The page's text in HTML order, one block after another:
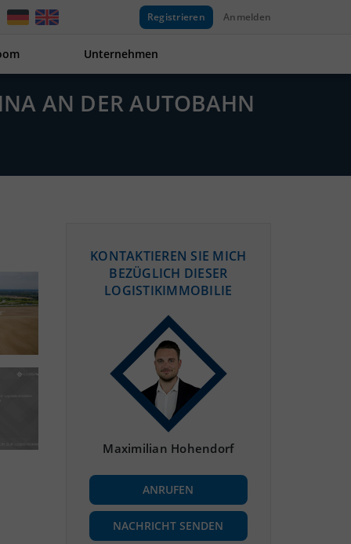
Registrieren Anmelden
Unternehmen
AN DER AUTOBAHN
KONTAKTIEREN SIE MICH
BEZÜGLICH DIESER
LOGISTIKIMMOBILIE
Maximilian Hohendorf
ANRUFEN
NACHRICHT SENDEN